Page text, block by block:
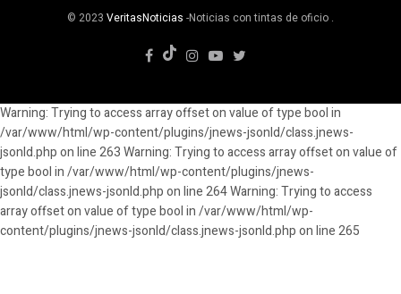
© 2023 VeritasNoticias -Noticias con tintas de oficio .
Warning: Trying to access array offset on value of type bool in
/var/www/html/wp-content/plugins/jnews-jsonld/class.jnews-
jsonld.php on line 263 Warning: Trying to access array offset on value of
type bool in /var/www/html/wp-content/plugins/jnews-
jsonld/class.jnews-jsonld.php on line 264 Warning: Trying to access
array offset on value of type bool in /var/www/html/wp-
content/plugins/jnews-jsonld/class.jnews-jsonld.php on line 265